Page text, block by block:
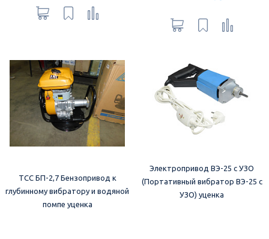
ТСС БП-2,7 Бензопривод к
глубинному вибратору и водяной
помпе уценка
Электропривод ВЭ-25 с УЗО
(Портативный вибратор ВЭ-25 с
УЗО) уценка